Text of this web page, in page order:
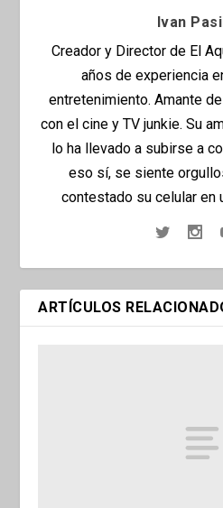
Ivan
Creador y Director de El
años de experiencia
entretenimiento. Amante
con el cine y TV junkie. Su
lo ha llevado a subirse a
eso sí, se siente
contestado su celular en
ARTÍCULOS